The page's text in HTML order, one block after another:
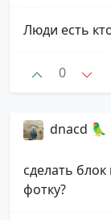
Люди есть
0
dnacd 🦜
сделать
фотку?